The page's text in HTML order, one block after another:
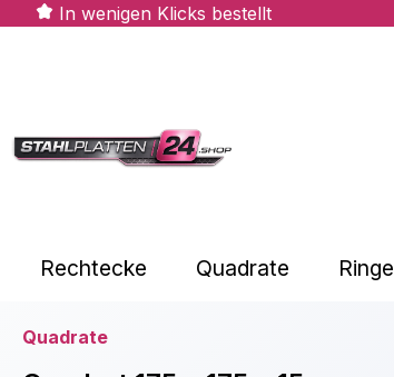
Hauptinhalt springen
Zur Suche springen
Zur Hauptnavigation springen
In wenigen Klicks bestellt
Rechtecke Quadrate Ringe
Quadrate